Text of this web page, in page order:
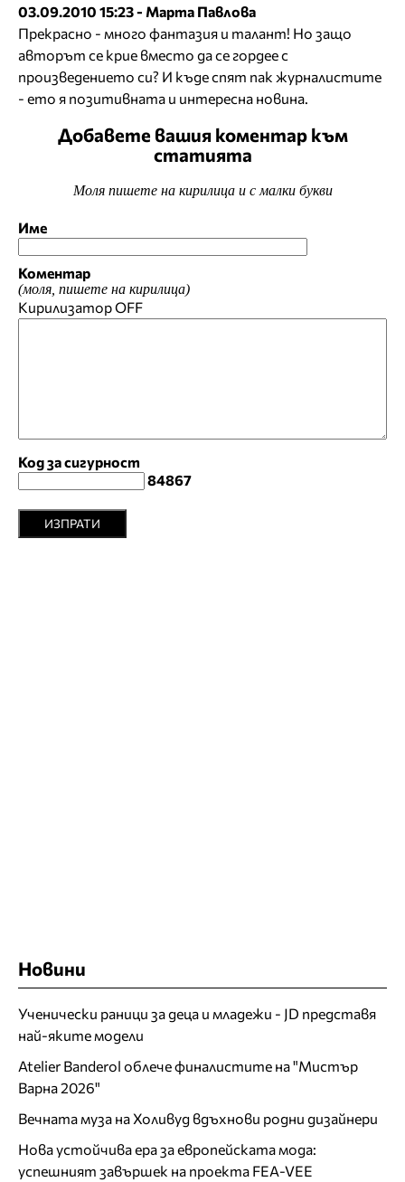
03.09.2010 15:23 - Марта Павлова
Прекрасно - много фантазия и талант! Но защо
авторът се крие вместо да се гордее с
произведението си? И къде спят пак журналистите
- ето я позитивната и интересна новина.
Добавете вашия коментар към
статията
Моля пишете на кирилица и с малки букви
Име
Коментар
(моля, пишете на кирилица)
КирилизаторOFF
Код за сигурност
84867
ИЗПРАТИ
Новини
Ученически раници за деца и младежи - JD представя
най-яките модели
Atelier Banderol облече финалистите на "Мистър
Варна 2026"
Вечната муза на Холивуд вдъхнови родни дизайнери
Нова устойчива ера за европейската мода:
успешният завършек на проекта FEA-VEE